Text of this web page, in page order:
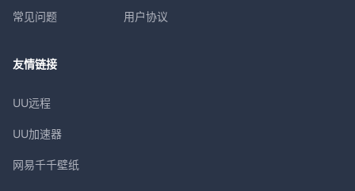
常见问题 用户协议
友情链接
UU远程
UU加速器
网易千千壁纸